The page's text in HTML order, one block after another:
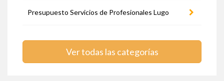
Presupuesto Servicios de Profesionales Lugo
Ver todas las categorías